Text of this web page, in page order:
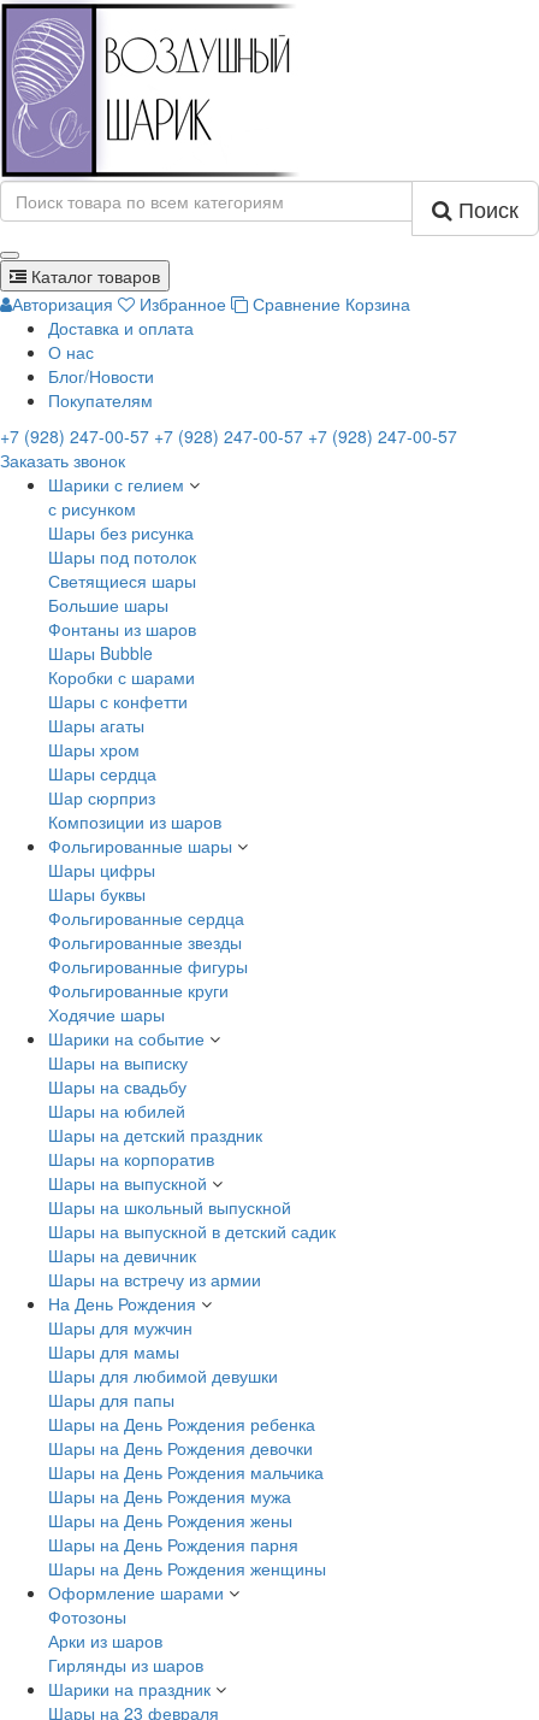
Поиск
Каталог товаров
Авторизация
Избранное Сравнение Корзина
Доставка и оплата
О нас
Блог/Новости
Покупателям
+7 (928) 247-00-57 +7 (928) 247-00-57 +7 (928) 247-00-57
Заказать звонок
Шарики с гелием
с рисунком
Шары без рисунка
Шары под потолок
Светящиеся шары
Большие шары
Фонтаны из шаров
Шары Bubble
Коробки с шарами
Шары с конфетти
Шары агаты
Шары хром
Шары сердца
Шар сюрприз
Композиции из шаров
Фольгированные шары
Шары цифры
Шары буквы
Фольгированные сердца
Фольгированные звезды
Фольгированные фигуры
Фольгированные круги
Ходячие шары
Шарики на событие
Шары на выписку
Шары на свадьбу
Шары на юбилей
Шары на детский праздник
Шары на корпоратив
Шары на выпускной
Шары на школьный выпускной
Шары на выпускной в детский садик
Шары на девичник
Шары на встречу из армии
На День Рождения
Шары для мужчин
Шары для мамы
Шары для любимой девушки
Шары для папы
Шары на День Рождения ребенка
Шары на День Рождения девочки
Шары на День Рождения мальчика
Шары на День Рождения мужа
Шары на День Рождения жены
Шары на День Рождения парня
Шары на День Рождения женщины
Оформление шарами
Фотозоны
Арки из шаров
Гирлянды из шаров
Шарики на праздник
Шары на 23 февраля